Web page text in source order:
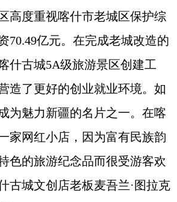
高度重视喀什市老城区保护综
70.49亿元。在完成老城改造的
什古城5A级旅游景区创建工
造了更好的创业就业环境。如
为魅力新疆的名片之一。在喀
家网红小店，因为富有民族韵
色的旅游纪念品而很受游客欢
古城文创店老板麦吾兰·图拉克